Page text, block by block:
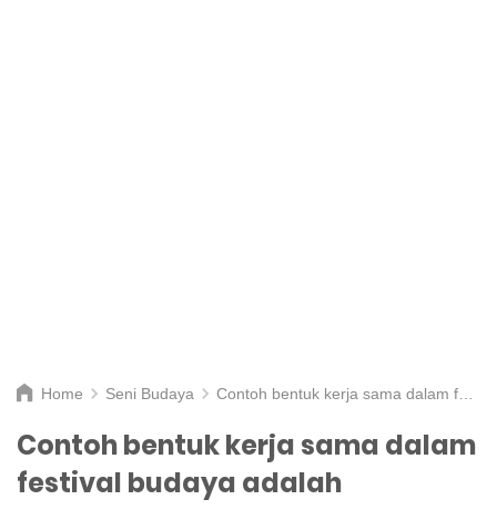
Home Seni Budaya Contoh bentuk kerja sama dalam festival budaya adalah
Contoh bentuk kerja sama dalam
festival budaya adalah